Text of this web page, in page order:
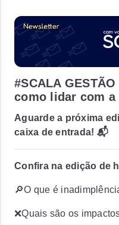
#SCALA
como lidar com
Aguarde a próxima
caixa de entrada! 📬
Confira na edição de
🔎O que é
❌Quais são os